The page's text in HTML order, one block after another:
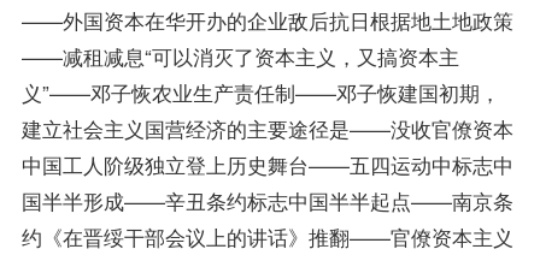
——外国资本在华开办的企业敌后抗日根据地土地政策
——减租减息“可以消灭了资本主义，又搞资本主
义”——邓子恢农业生产责任制——邓子恢建国初期，
建立社会主义国营经济的主要途径是——没收官僚资本
中国工人阶级独立登上历史舞台——五四运动中标志中
国半半形成——辛丑条约标志中国半半起点——南京条
约《在晋绥干部会议上的讲话》推翻——官僚资本主义